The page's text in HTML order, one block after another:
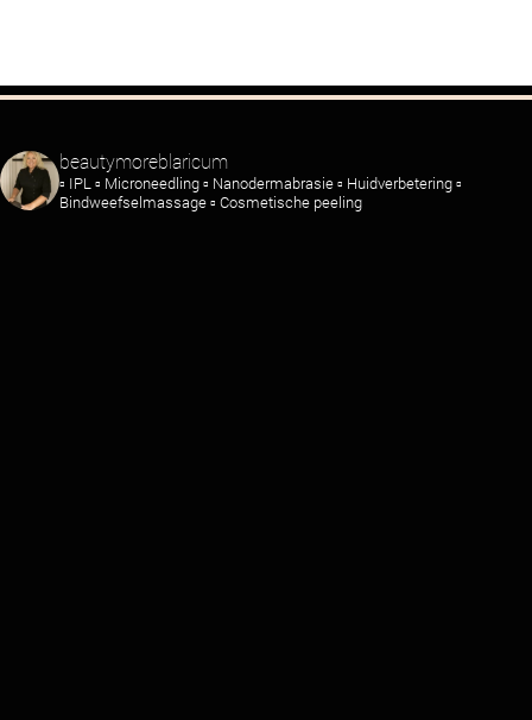
beautymoreblaricum
▫️ IPL▫️ Microneedling▫️ Nanodermabrasie▫️ Huidverbetering▫️
Bindweefselmassage▫️ Cosmetische peeling